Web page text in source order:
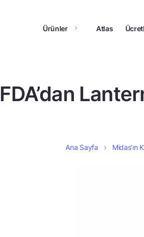
Ürünler Atlas
FDA’dan
Ana Sayfa Midas’ın